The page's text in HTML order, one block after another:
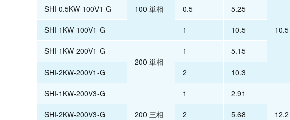
100 単相
10.5
SHI-0.5KW-100V1-G 0.5 5.25
SHI-1KW-100V1-G 1 10.5
SHI-1KW-200V1-G
200 単相
1 5.15
SHI-2KW-200V1-G 2 10.3
SHI-1KW-200V3-G
200 三相
1 2.91
12.2
SHI-2KW-200V3-G 2 5.68